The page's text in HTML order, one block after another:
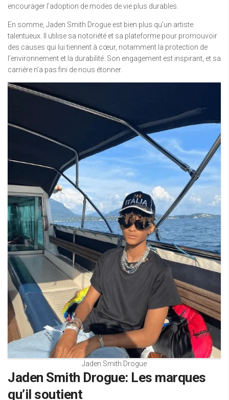
encourager l’adoption de modes de vie plus durables.
En somme, Jaden Smith Drogue est bien plus qu’un artiste
talentueux. Il utilise sa notoriété et sa plateforme pour promouvoir
des causes qui lui tiennent à cœur, notamment la protection de
l’environnement et la durabilité. Son engagement est inspirant, et sa
carrière n’a pas fini de nous étonner.
Jaden Smith Drogue
Jaden Smith Drogue: Les marques
qu’il soutient